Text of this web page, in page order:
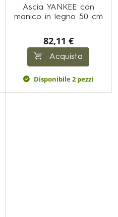
Ascia YANKEE con
manico in legno 50 cm
82,11 €
Acquista
Disponibile 2 pezzi